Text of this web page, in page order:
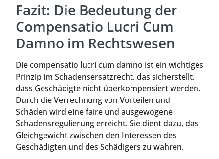
Fazit: Die Bedeutung der
Compensatio Lucri Cum
Damno im Rechtswesen
Die compensatio lucri cum damno ist ein wichtiges
Prinzip im Schadensersatzrecht, das sicherstellt,
dass Geschädigte nicht überkompensiert werden.
Durch die Verrechnung von Vorteilen und
Schäden wird eine faire und ausgewogene
Schadensregulierung erreicht. Sie dient dazu, das
Gleichgewicht zwischen den Interessen des
Geschädigten und des Schädigers zu wahren.